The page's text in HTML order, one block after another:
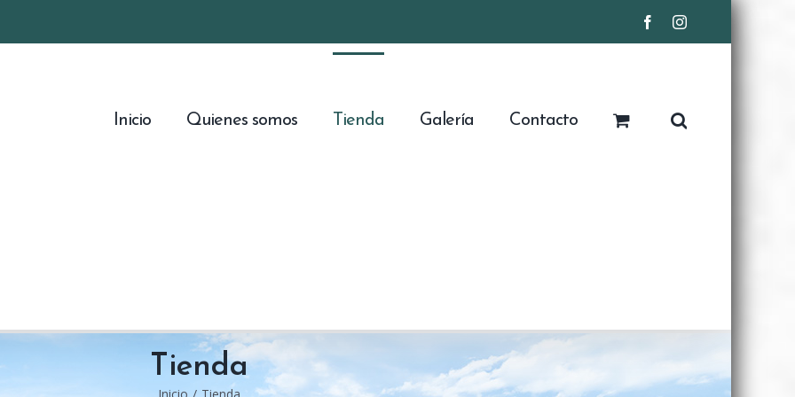
FacebookInstagram
Inicio Quienes somos Tienda Galería Contacto
Tienda